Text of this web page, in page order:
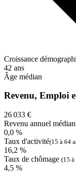
Croissance
42 ans
Âge médian
Revenu, Emploi
26 033 €
Revenu annuel médian
0,0 %
Taux d'activité(15 à 64
16,2 %
Taux de chômage (15 à
4,5 %